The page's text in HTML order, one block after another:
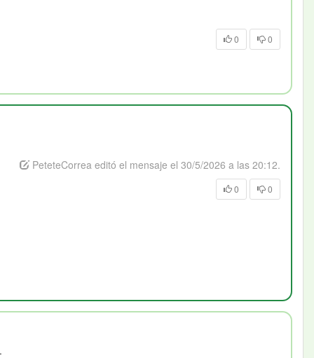
0 0
PeteteCorrea editó el mensaje el 30/5/2026 a las 20:12.
0 0